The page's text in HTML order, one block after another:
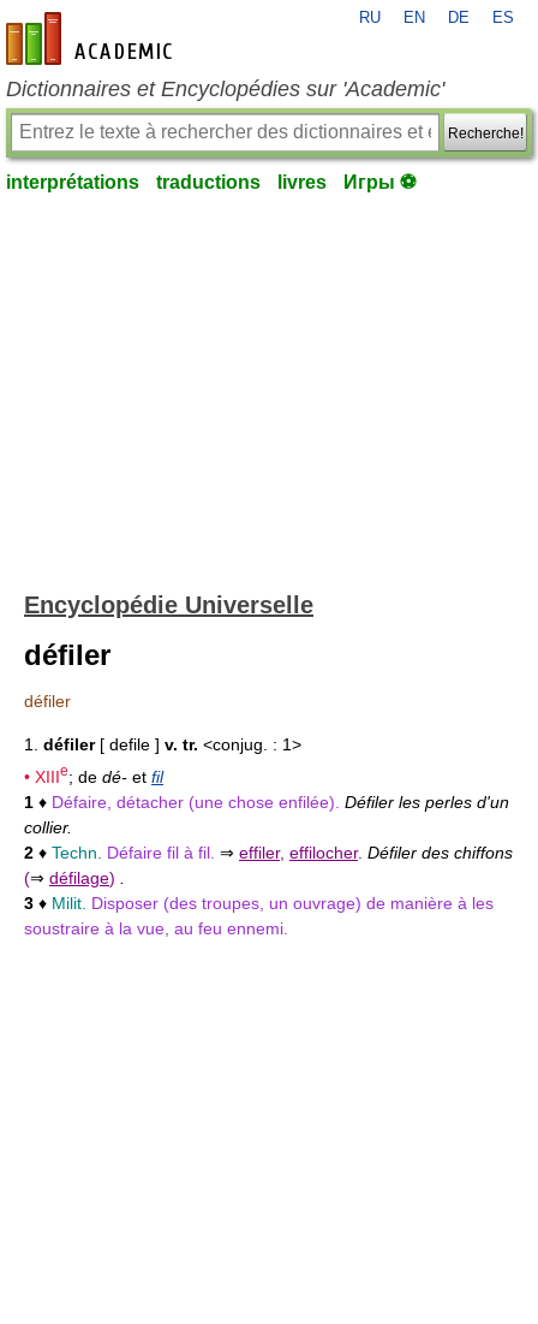
fr-academic.com
RU EN DE ES
Dictionnaires et Encyclopédies sur 'Academic'
Recherche!
interprétations traductions livres Игры ⚽
Encyclopédie Universelle
défiler
défiler
1. défiler[ defile ] v. tr. <conjug. : 1>
• XIIIe; de dé- et fil
1 ♦ Défaire, détacher (une chose enfilée). Défiler les perles d'un
collier.
2 ♦ Techn. Défaire fil à fil. ⇒ effiler, effilocher. Défiler des chiffons
(⇒ défilage)
3 ♦ Milit. Disposer (des troupes, un ouvrage) de manière à les
soustraire à la vue, au feu ennemi.